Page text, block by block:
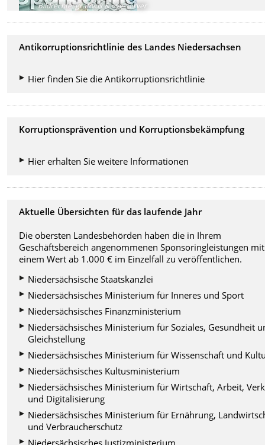
Bildrechte:grafolux & eye-server
Antikorruptionsrichtlinie des Landes Niedersachsen
Hier finden Sie die Antikorruptionsrichtlinie
Korruptionsprävention und Korruptionsbekämpfung
Hier erhalten Sie weitere Informationen
Aktuelle Übersichten für das laufende Jahr
Die obersten Landesbehörden haben die in Ihrem
Geschäftsbereich angenommenen Sponsoringleistungen mit
einem Wert ab 1.000 € im Einzelfall zu veröffentlichen.
Niedersächsische Staatskanzlei
Niedersächsisches Ministerium für Inneres und Sport
Niedersächsisches Finanzministerium
Niedersächsisches Ministerium für Soziales, Gesundheit
Gleichstellung
Niedersächsisches Ministerium für Wissenschaft und
Niedersächsisches Kultusministerium
Niedersächsisches Ministerium für Wirtschaft, Arbeit,
und Digitalisierung
Niedersächsisches Ministerium für Ernährung,
und Verbraucherschutz